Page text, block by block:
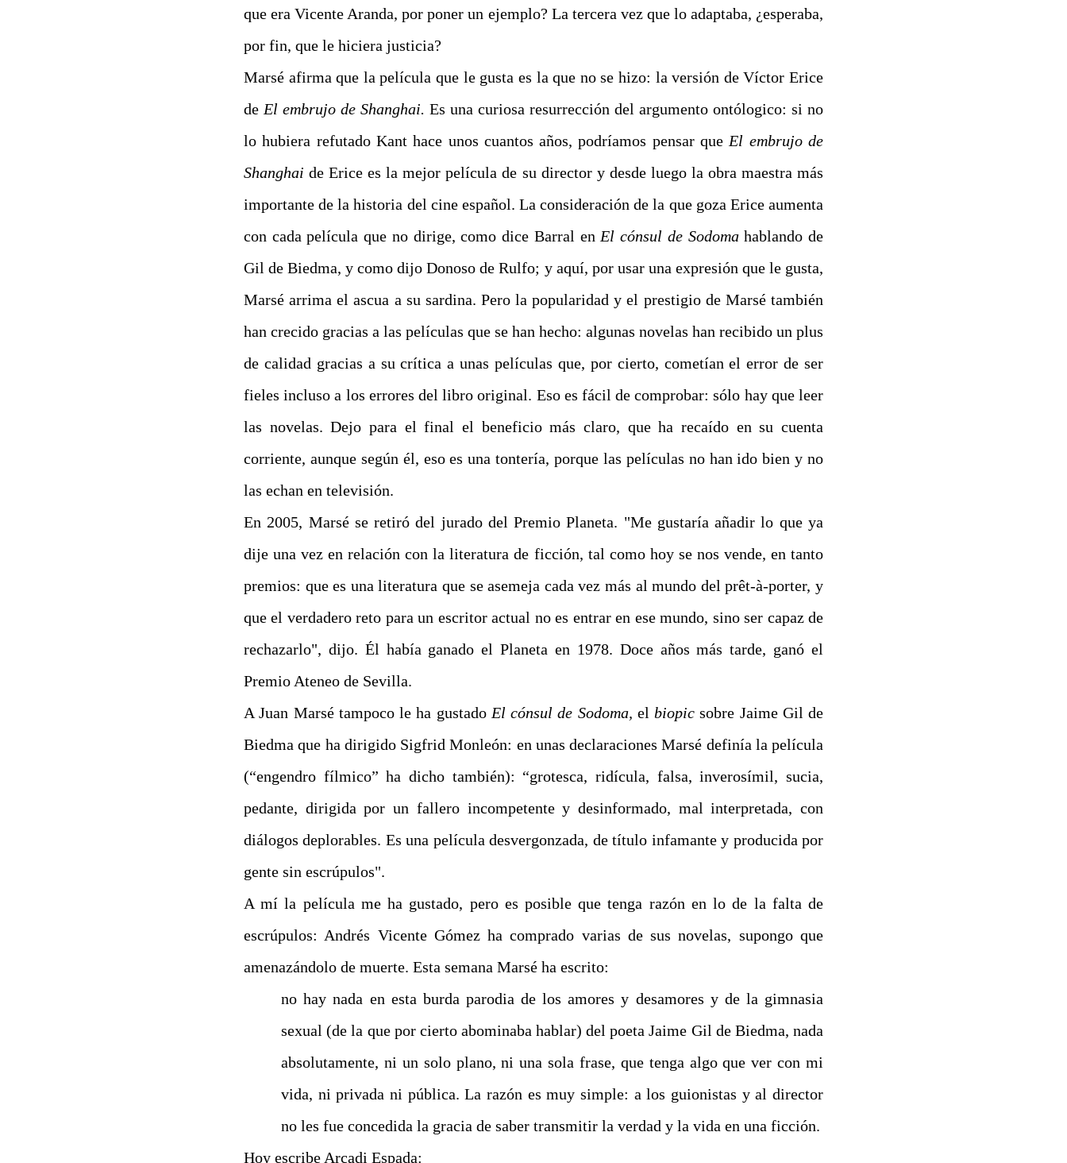
que era Vicente Aranda, por poner un ejemplo? La tercera vez que lo adaptaba, ¿esperaba,
por fin, que le hiciera justicia?
Marsé afirma que la película que le gusta es la que no se hizo: la versión de Víctor Erice
de El embrujo de Shanghai. Es una curiosa resurrección del argumento ontólogico: si no
lo hubiera refutado Kant hace unos cuantos años, podríamos pensar que El embrujo de
Shanghai de Erice es la mejor película de su director y desde luego la obra maestra más
importante de la historia del cine español. La consideración de la que goza Erice aumenta
con cada película que no dirige, como dice Barral en El cónsul de Sodomahablando de
Gil de Biedma, y como dijo Donoso de Rulfo; y aquí, por usar una expresión que le gusta,
Marsé arrima el ascua a su sardina. Pero la popularidad y el prestigio de Marsé también
han crecido gracias a las películas que se han hecho: algunas novelas han recibido un plus
de calidad gracias a su crítica a unas películas que, por cierto, cometían el error de ser
fieles incluso a los errores del libro original. Eso es fácil de comprobar: sólo hay que leer
las novelas. Dejo para el final el beneficio más claro, que ha recaído en su cuenta
corriente, aunque según él, eso es una tontería, porque las películas no han ido bien y no
las echan en televisión.
En 2005, Marsé se retiró del jurado del Premio Planeta. "Me gustaría añadir lo que ya
dije una vez en relación con la literatura de ficción, tal como hoy se nos vende, en tanto
premios: que es una literatura que se asemeja cada vez más al mundo del prêt-à-porter, y
que el verdadero reto para un escritor actual no es entrar en ese mundo, sino ser capaz de
rechazarlo", dijo. Él había ganado el Planeta en 1978. Doce años más tarde, ganó el
Premio Ateneo de Sevilla.
A Juan Marsé tampoco le ha gustado El cónsul de Sodoma, el biopic sobre Jaime Gil de
Biedma que ha dirigido Sigfrid Monleón: en unas declaraciones Marsé definía la película
(“engendro fílmico” ha dicho también): “grotesca, ridícula, falsa, inverosímil, sucia,
pedante, dirigida por un fallero incompetente y desinformado, mal interpretada, con
diálogos deplorables. Es una película desvergonzada, de título infamante y producida por
gente sin escrúpulos".
A mí la película me ha gustado, pero es posible que tenga razón en lo de la falta de
escrúpulos: Andrés Vicente Gómez ha comprado varias de sus novelas, supongo que
amenazándolo de muerte. Esta semana Marsé ha escrito:
no hay nada en esta burda parodia de los amores y desamores y de la gimnasia
sexual (de la que por cierto abominaba hablar) del poeta Jaime Gil de Biedma, nada
absolutamente, ni un solo plano, ni una sola frase, que tenga algo que ver con mi
vida, ni privada ni pública. La razón es muy simple: a los guionistas y al director
no les fue concedida la gracia de saber transmitir la verdad y la vida en una ficción.
Hoy escribe Arcadi Espada: